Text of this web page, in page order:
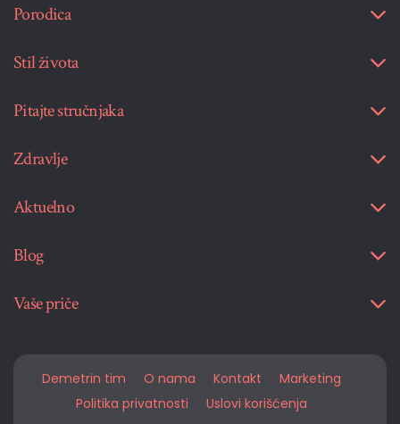
Porodica
Stil života
Pitajte stručnjaka
Zdravlje
Aktuelno
Blog
Vaše priče
Demetrin tim O nama Kontakt
Marketing
Politika privatnosti
Uslovi korišćenja